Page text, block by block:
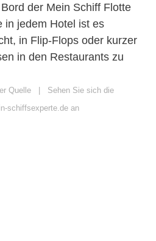
der Mein Schiff Flotte
in jedem Hotel ist es
in Flip-Flops oder kurzer
in den Restaurants zu
Quelle | Sehen Sie sich die
schiffsexperte.de an